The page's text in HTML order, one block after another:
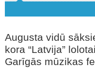
Augusta vidū
kora “Latvija”
Garīgās mūzikas